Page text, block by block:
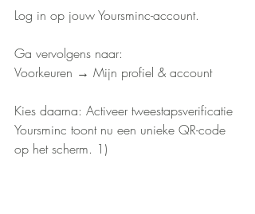
Log in op jouw Yoursminc-account.
Ga vervolgens naar:
Voorkeuren → Mijn profiel & account
Kies daarna: Activeer tweestapsverificatie
Yoursminc toont nu een unieke QR-code
op het scherm. 1)